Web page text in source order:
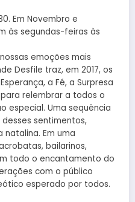
Em Novembro e
às segundas-feiras às
emoções mais
Desfile traz, em 2017, os
a Fé, a Surpresa
relembrar a todos o
especial. Uma sequência
sentimentos,
Em uma
bailarinos,
todo o encantamento do
com o público
esperado por todos.